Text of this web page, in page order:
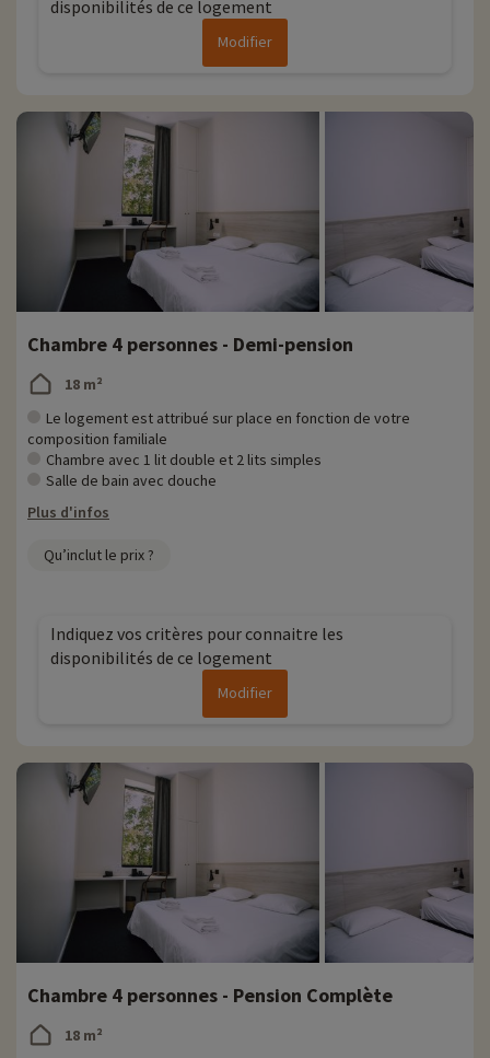
disponibilités de ce logement
Modifier
Chambre 4 personnes - Demi-pension
18 m²
Le logement est attribué sur place en fonction de votre
composition familiale
Chambre avec 1 lit double et 2 lits simples
Salle de bain avec douche
Plus d'infos
Qu’inclut le prix ?
Indiquez vos critères pour connaitre les
disponibilités de ce logement
Modifier
Chambre 4 personnes - Pension Complète
18 m²